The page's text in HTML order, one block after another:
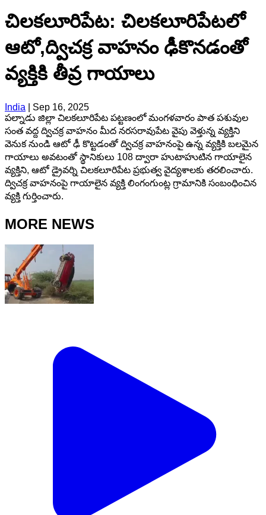
చిలకలూరిపేట: చిలకలూరిపేటలో
ఆటో,ద్విచక్ర వాహనం ఢీకొనడంతో
వ్యక్తికి తీవ్ర గాయాలు
India
Sep 16, 2025
పల్నాడు జిల్లా చిలకలూరిపేట పట్టణంలో మంగళవారం పాత పశువుల
సంత వద్ద ద్విచక్ర వాహనం మీద నరసరావుపేట వైపు వెళ్తున్న వ్యక్తిని
వెనుక నుండి ఆటో ఢీ కొట్టడంతో ద్విచక్ర వాహనంపై ఉన్న వ్యక్తికి బలమైన
గాయాలు అవటంతో స్థానికులు 108 ద్వారా హుటాహుటిన గాయాలైన
వ్యక్తిని, ఆటో డ్రైవర్ని చిలకలూరిపేట ప్రభుత్వ వైద్యశాలకు తరలించారు.
ద్విచక్ర వాహనంపై గాయాలైన వ్యక్తి లింగంగుంట్ల గ్రామానికి సంబంధించిన
వ్యక్తి గుర్తించారు.
MORE NEWS